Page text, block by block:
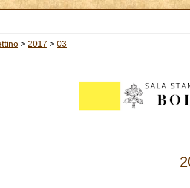
> 2017 > 03